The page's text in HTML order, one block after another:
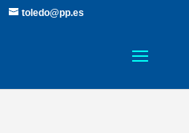
toledo@pp.es